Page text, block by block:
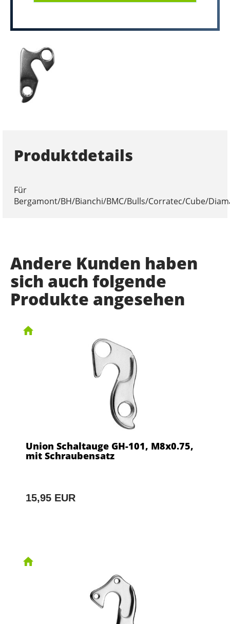
Produktdetails
Für
Bergamont/BH/Bianchi/BMC/Bulls/Corratec/Cube/
Andere Kunden haben
sich auch folgende
Produkte angesehen
Union Schaltauge GH-101, M8x0.75,
mit Schraubensatz
15,95 EUR